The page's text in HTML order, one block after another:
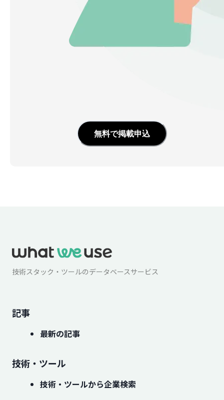
無料で掲載申込
技術スタック・ツールのデータベースサービス
記事
最新の記事
技術・ツール
技術・ツールから企業検索